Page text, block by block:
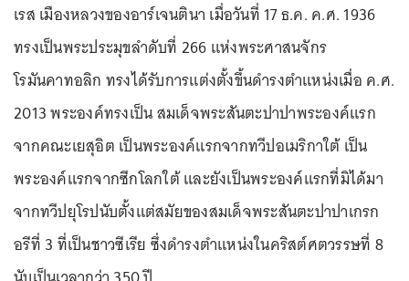
เรส เมืองหลวงของอาร์เจนตินา เมื่อวันที่ 17 ธ.ค. ค.ศ. 1936
ทรงเป็นพระประมุขลำดับที่ 266 แห่งพระศาสนจักร
โรมันคาทอลิก ทรงได้รับการแต่งตั้งขึ้นดำรงตำแหน่งเมื่อ ค.ศ.
2013 พระองค์ทรงเป็น สมเด็จพระสันตะปาปาพระองค์แรก
จากคณะเยสุอิต เป็นพระองค์แรกจากทวีปอเมริกาใต้ เป็น
พระองค์แรกจากซีกโลกใต้ และยังเป็นพระองค์แรกที่มิได้มา
จากทวีปยุโรปนับตั้งแต่สมัยของสมเด็จพระสันตะปาปาเกรก
อรีที่ 3 ที่เป็นชาวซีเรีย ซึ่งดำรงตำแหน่งในคริสต์ศตวรรษที่ 8